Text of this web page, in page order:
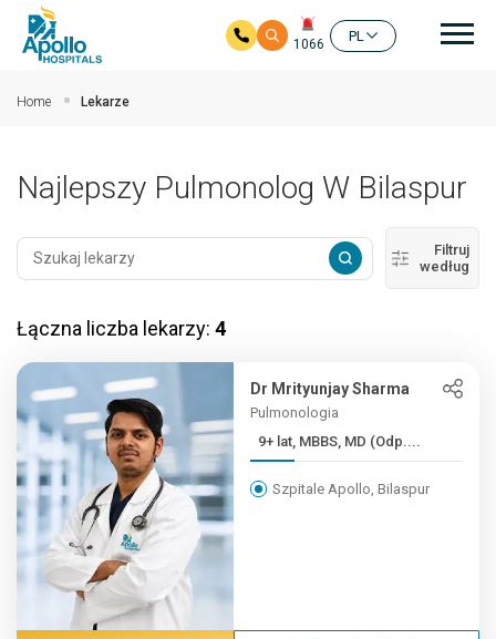
1066
PL
Home Lekarze
Najlepszy Pulmonolog W Bilaspur
Filtruj
według
Łączna liczba lekarzy: 4
Dr Mrityunjay Sharma
Pulmonologia
9+ lat, MBBS, MD (Odp....
Szpitale Apollo, Bilaspur